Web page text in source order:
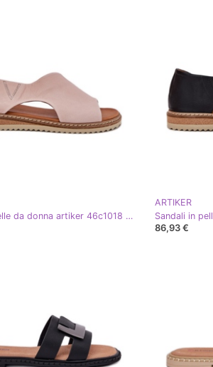
Sandali in pelle da donna artiker 46c1018 rosa chiaro
ARTIKER
86,93 €